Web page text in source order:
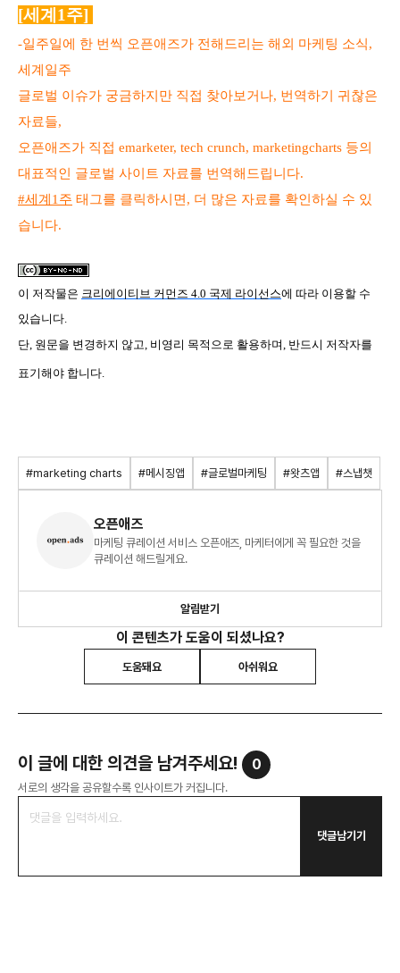
[세계1주]
-일주일에 한 번씩 오픈애즈가 전해드리는 해외 마케팅 소식,
세계일주
글로벌 이슈가 궁금하지만 직접 찾아보거나, 번역하기 귀찮은
자료들,
오픈애즈가 직접 emarketer, tech crunch, marketingcharts 등의
대표적인 글로벌 사이트 자료를 번역해드립니다.
#세계1주 태그를 클릭하시면, 더 많은 자료를 확인하실 수 있
습니다.
이 저작물은 크리에이티브 커먼즈 4.0 국제 라이선스에 따라 이용할 수
있습니다.
단, 원문을 변경하지 않고, 비영리 목적으로 활용하며, 반드시 저작자를
표기해야 합니다.
#marketing charts #메시징앱 #글로벌마케팅 #왓츠앱 #스냅챗
오픈애즈
마케팅 큐레이션 서비스 오픈애즈, 마케터에게 꼭 필요한 것을
큐레이션 해드릴게요.
알림받기
이 콘텐츠가 도움이 되셨나요?
도움돼요 아쉬워요
이 글에 대한 의견을 남겨주세요! 0
서로의 생각을 공유할수록 인사이트가 커집니다.
댓글남기기